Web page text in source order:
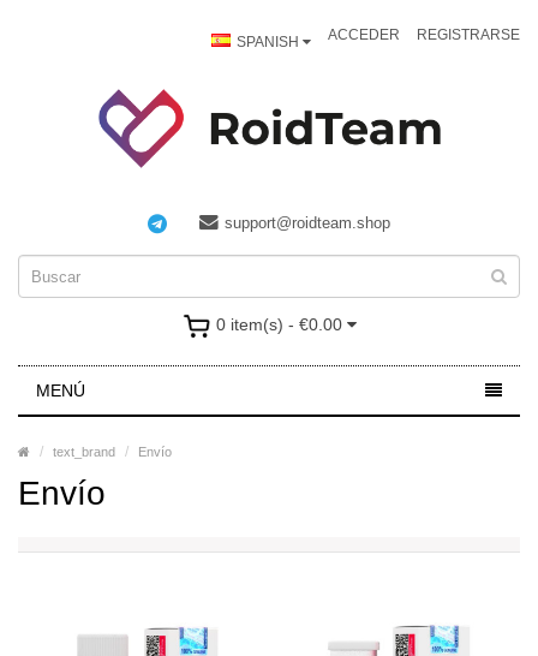
SPANISH ACCEDER REGISTRARSE
support@roidteam.shop
0 item(s) - €0.00
MENÚ
text_brand Envío
Envío